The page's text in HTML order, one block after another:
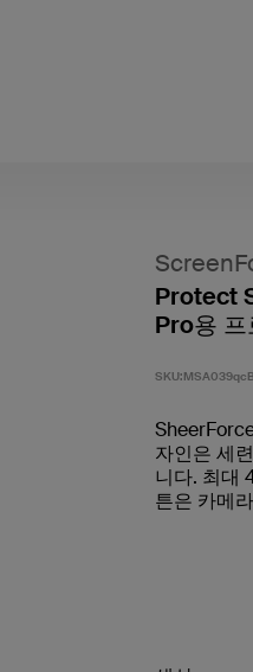
Protect
Pro용 프
SKU:
자인은 세
니다. 최대
튼은 카메